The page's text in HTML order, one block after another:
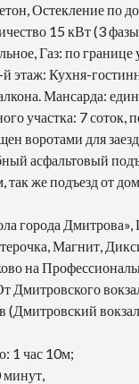
Остекление по
15 кВт (3
Газ: по
этаж: Кухня-
Мансарда:
участка: 7 соток,
воротами для
асфальтовый
так же подъезд от
города
Магнит,
на
Дмитровского
вокзал,
1 час 10м;
минут,